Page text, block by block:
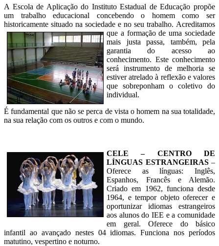
A Escola de Aplicação do Instituto Estadual de Educação propõe
um trabalho educacional concebendo o homem como ser
historicamente situado na sociedade e no seu trabalho. Acreditamos
que a formação de uma sociedade
mais justa passa, também, pela
garantia do acesso ao
conhecimento. Este conhecimento
será instrumento de melhoria se
estiver atrelado à reflexão e valores
que sobreponham o coletivo do
individual.
É fundamental que não se perca de vista o homem na sua totalidade,
na sua relação com os outros e com o mundo.
CELE – CENTRO DE
LÍNGUAS ESTRANGEIRAS–
Oferece as línguas: Inglês,
Espanhos, Francês e Alemão.
Criado em 1962, funciona desde
1964, e tempor objeto oferecer e
oportunizar idiomas estrangeiros
aos alunos do IEE e a comunidade
em geral. Oferece do básico
infantil ao avançado nestes 04 idiomas. Funciona nos períodos
matutino, vespertino e noturno.